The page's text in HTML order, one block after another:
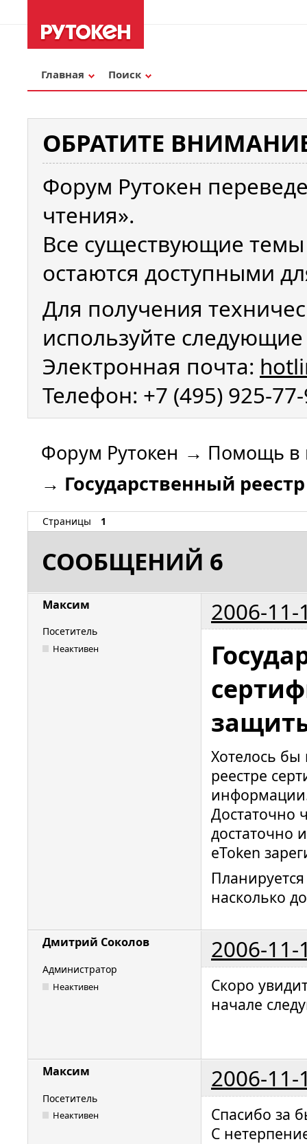
Главная Поиск
ОБРАТИТЕ
Форум Рутокен
чтения».
Все существующие
остаются доступными
Для получения
используйте
Электронная почта:
Телефон: +7 (495) 925-
Форум Рутокен → Помощь в
→ Государственный
Страницы 1
СООБЩЕНИЙ 6
Максим 2006-11-
Посетитель
Неактивен
Хотелось бы
реестре
Достаточно
достаточно
eToken
насколько
Дмитрий Соколов 2006-11-
Администратор
Неактивен
Скоро
начале
Максим 2006-11-
Посетитель
Неактивен
Спасибо за
С